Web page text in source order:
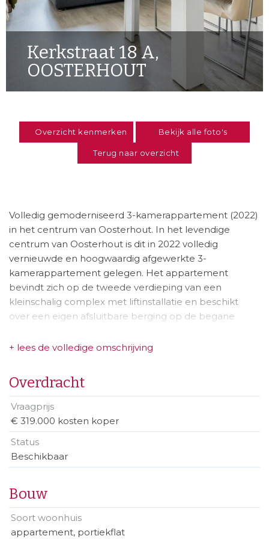
Kerkstraat 18 A,
OOSTERHOUT
Overzicht kenmerken Bekijk alle foto's
Terug naar overzicht
Volledig gemoderniseerd 3-kamerappartement (2022)
in het centrum van Oosterhout. In het levendige
centrum van Oosterhout is dit in 2022 volledig
vernieuwde en hoogwaardig afgewerkte 3-
kamerappartement gelegen. Het appartement
bevindt zich op de tweede verdieping van een
kleinschalig complex met liftinstallatie en beschikt
over een eigen afsluitbare berging op de begane
winkelhart en op korte loopafstand van de Markt,
scholen.
Het appartement is in 2022 grondig en professioneel
vernieuwd, waarbij onder meer de volgende
werkzaamheden zijn uitgevoerd:
• Strak modern stuc- en schilderwerk
• Nieuwe vloer met bijpassende plinten
onderlaag
schakelmateriaal
• Hoogwaardige en uniforme afwerking in alle ruimtes
+ lees de volledige omschrijving
Overdracht
Vraagprijs
€ 319.000 kosten koper
Status
Beschikbaar
Bouw
Soort woonhuis
appartement, portiekflat